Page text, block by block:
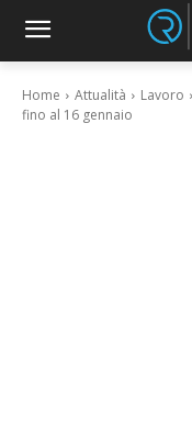
Home Attualità Lavoro
fino al 16 gennaio